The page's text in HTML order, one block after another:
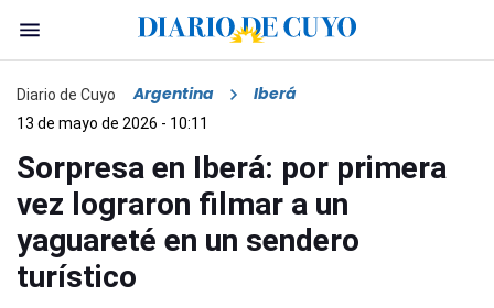
Diario de Cuyo Argentina Iberá
13 de mayo de 2026 - 10:11
Sorpresa en Iberá: por primera
vez lograron filmar a un
yaguareté en un sendero
turístico